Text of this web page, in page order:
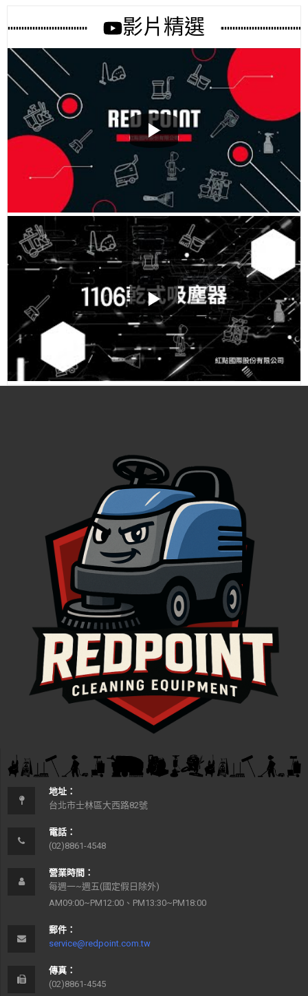
影片精選
地址：
台北市士林區大西路82號
電話：
(02)8861-4548
營業時間：
每週一~週五(國定假日除外)
AM09:00~PM12:00、PM13:30~PM18:00
郵件：
service@redpoint.com.tw
傳真：
(02)8861-4545